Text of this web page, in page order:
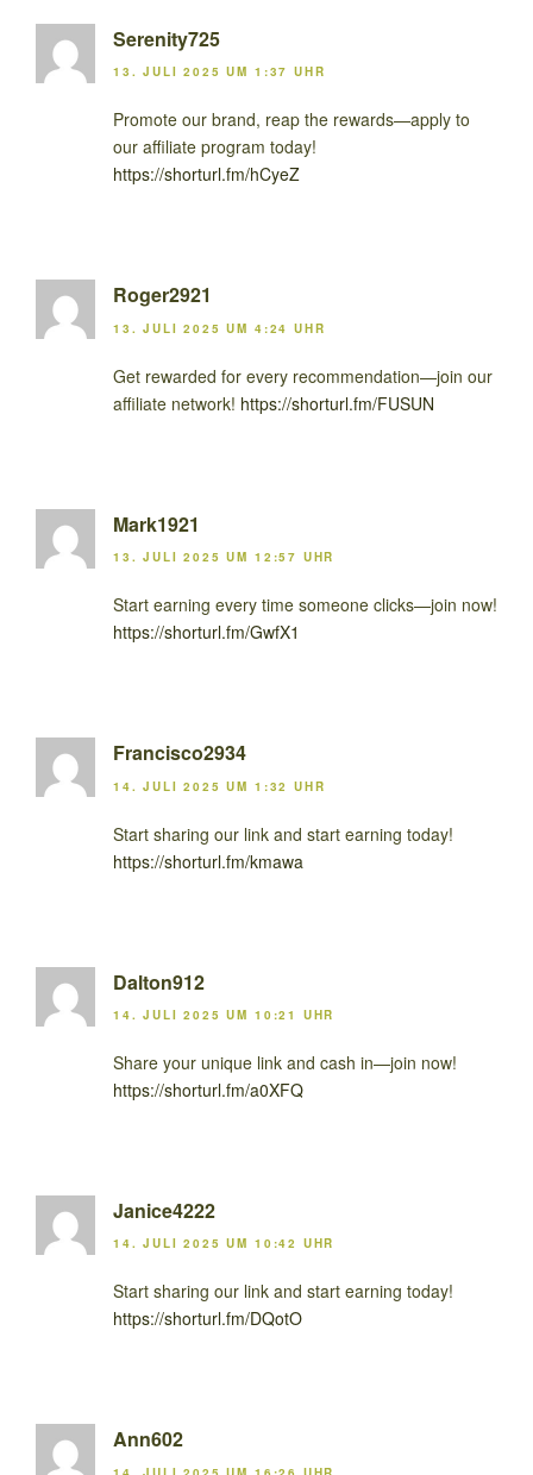
Serenity725
13. JULI 2025 UM 1:37 UHR
Promote our brand, reap the rewards—apply to
our affiliate program today!
https://shorturl.fm/hCyeZ
Roger2921
13. JULI 2025 UM 4:24 UHR
Get rewarded for every recommendation—join our
affiliate network! https://shorturl.fm/FUSUN
Mark1921
13. JULI 2025 UM 12:57 UHR
Start earning every time someone clicks—join now!
https://shorturl.fm/GwfX1
Francisco2934
14. JULI 2025 UM 1:32 UHR
Start sharing our link and start earning today!
https://shorturl.fm/kmawa
Dalton912
14. JULI 2025 UM 10:21 UHR
Share your unique link and cash in—join now!
https://shorturl.fm/a0XFQ
Janice4222
14. JULI 2025 UM 10:42 UHR
Start sharing our link and start earning today!
https://shorturl.fm/DQotO
Ann602